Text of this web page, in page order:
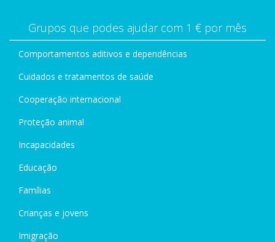
Grupos que podes ajudar com 1 € por mês
Comportamentos aditivos e dependências
Cuidados e tratamentos de saúde
Cooperação internacional
Proteção animal
Incapacidades
Educação
Famílias
Crianças e jovens
Imigração